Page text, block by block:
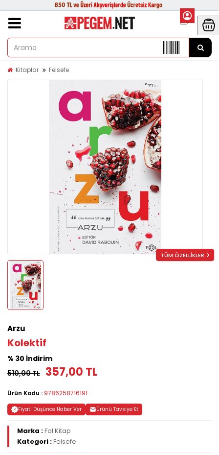
Kitaplar Felsefe
TÜM ÖZELLİKLER
Arzu
Kolektif
% 30 İndirim
510,00 TL 357,00 TL
Ürün Kodu : 9786258716191
Fiyatı Düşünce Haber Ver Ürünü Tavsiye Et
Marka :Fol Kitap
Kategori :Felsefe